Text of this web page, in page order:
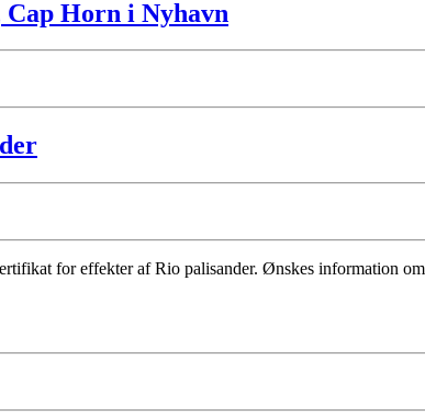
Cap Horn i Nyhavn
for effekter af Rio palisander. Ønskes information